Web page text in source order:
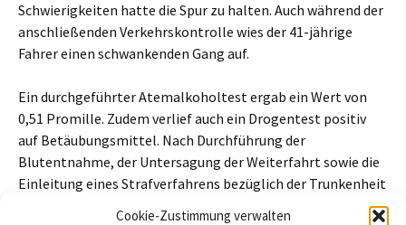
Cookie-Zustimmung verwalten
Schwierigkeiten hatte die Spur zu halten. Auch während der
anschließenden Verkehrskontrolle wies der 41-jährige
Fahrer einen schwankenden Gang auf.
Ein durchgeführter Atemalkoholtest ergab ein Wert von
0,51 Promille. Zudem verlief auch ein Drogentest positiv
auf Betäubungsmittel. Nach Durchführung der
Blutentnahme, der Untersagung der Weiterfahrt sowie die
Einleitung eines Strafverfahrens bezüglich der Trunkenheit